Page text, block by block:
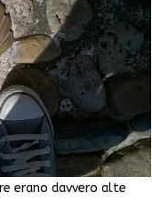
erano davvero alte